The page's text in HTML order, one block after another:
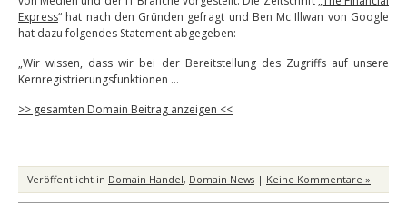
Express“ hat nach den Gründen gefragt und Ben Mc Illwan von Google
hat dazu folgendes Statement abgegeben:
„Wir wissen, dass wir bei der Bereitstellung des Zugriffs auf unsere
Kernregistrierungsfunktionen …
>> gesamten Domain Beitrag anzeigen <<
Veröffentlicht in Domain Handel, Domain News | Keine Kommentare »